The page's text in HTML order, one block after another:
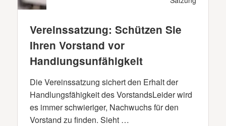
Vereinssatzung: Schützen Sie
Ihren Vorstand vor
Handlungsunfähigkeit
Die Vereinssatzung sichert den Erhalt der
Handlungsfähigkeit des VorstandsLeider wird
es immer schwieriger, Nachwuchs für den
Vorstand zu finden. Sieht …